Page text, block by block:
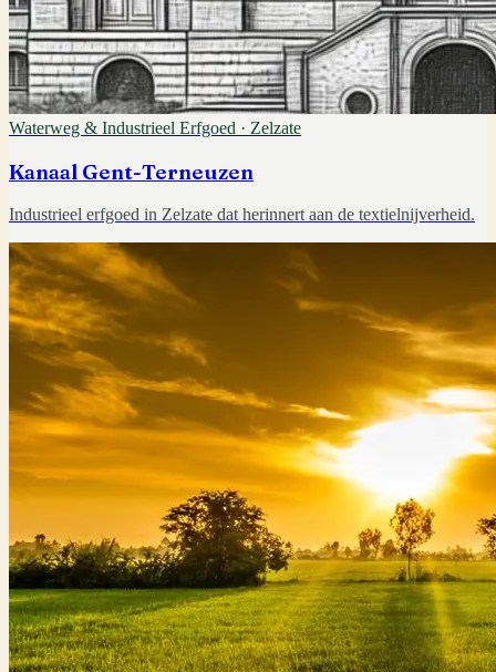
Waterweg & Industrieel Erfgoed · Zelzate
Kanaal Gent-Terneuzen
Industrieel erfgoed in Zelzate dat herinnert aan de textielnijverheid.